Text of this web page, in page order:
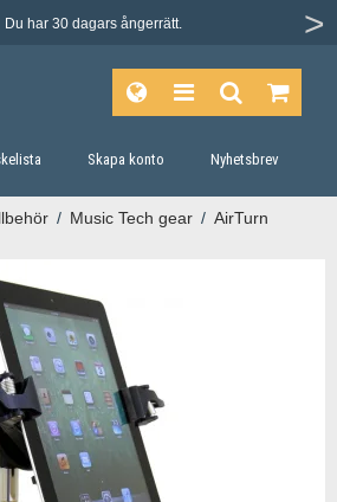
Du har 30 dagars ångerrätt.
Skapa konto Nyhetsbrev
/ Music Tech gear / AirTurn